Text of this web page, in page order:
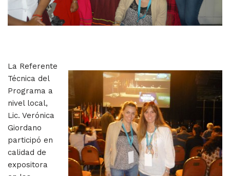
La Referente
Técnica del
Programa a
nivel local,
Lic. Verónica
Giordano
participó en
calidad de
expositora